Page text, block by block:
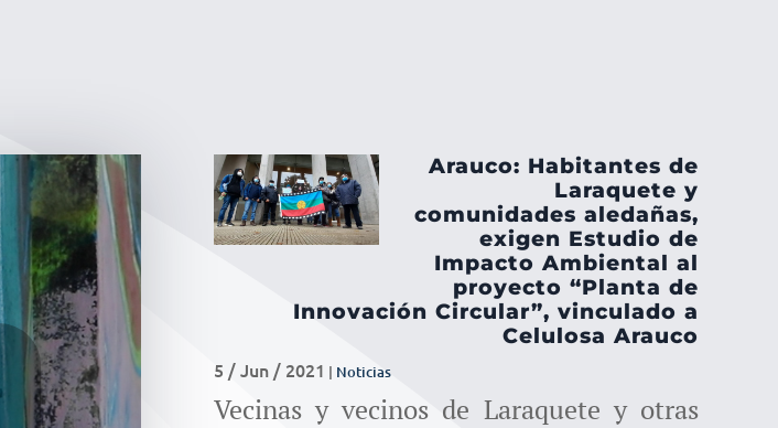
arriba/abajo
para
aumentar
o
disminuir
Arauco: Habitantes de
Laraquete y
comunidades aledañas,
exigen Estudio de
Impacto Ambiental al
proyecto “Planta de
Innovación Circular”, vinculado a
Celulosa Arauco
5 / Jun / 2021 | Noticias
Vecinas y vecinos de Laraquete y otras